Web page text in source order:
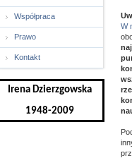
Współpraca
Prawo
Kontakt
Irena Dzierzgowska
1948-2009
W